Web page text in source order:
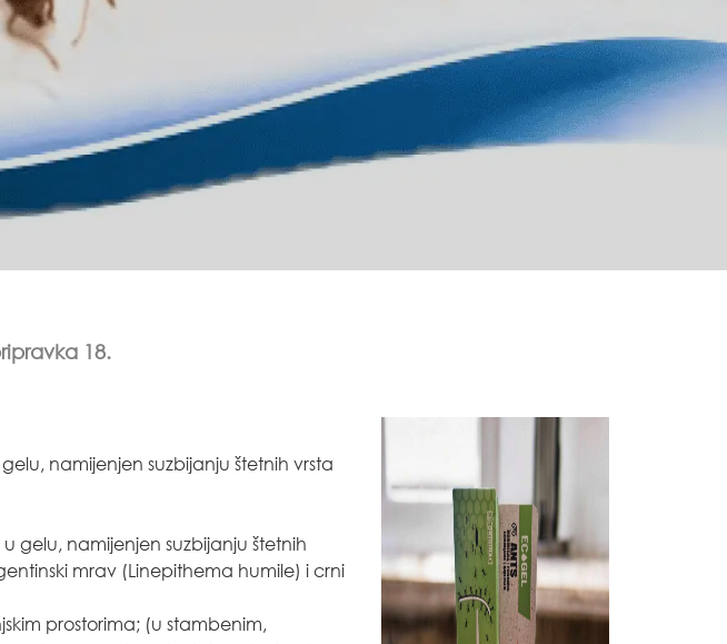
18.
namijenjen suzbijanju štetnih vrsta
gelu, namijenjen suzbijanju štetnih
mrav (Linepithema humile) i crni
prostorima; (u stambenim,